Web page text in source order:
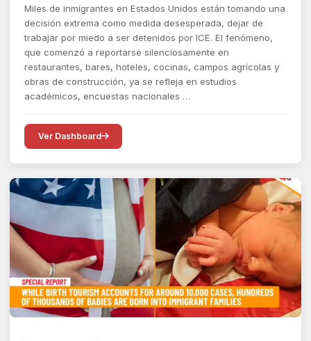
Miles de inmigrantes en Estados Unidos están tomando una
decisión extrema como medida desesperada, dejar de
trabajar por miedo a ser detenidos por ICE. El fenómeno,
que comenzó a reportarse silenciosamente en
restaurantes, bares, hoteles, cocinas, campos agrícolas y
obras de construcción, ya se refleja en estudios
académicos, encuestas nacionales …
Ver Dashboard